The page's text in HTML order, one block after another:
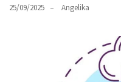
25/09/2025 Angelika